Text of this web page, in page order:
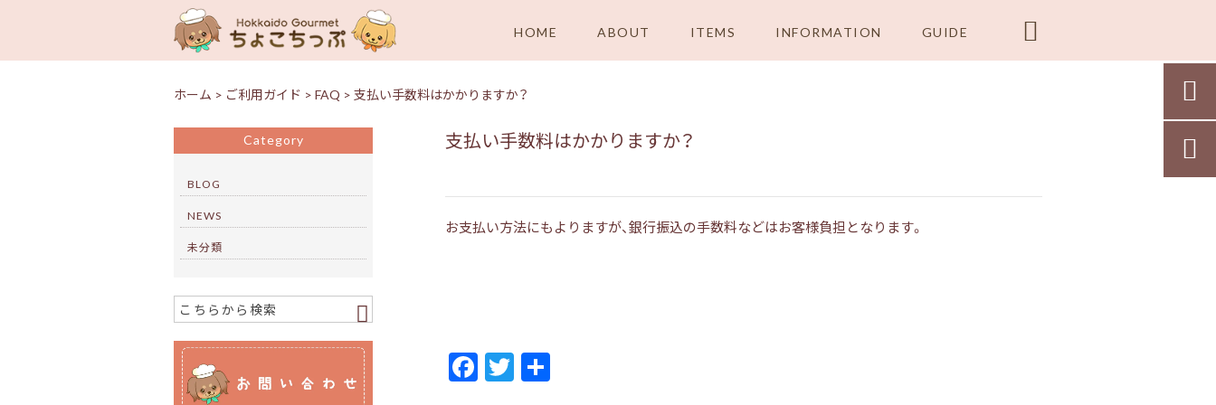
HOME ABOUT ITEMS INFORMATION GUIDE 
ホーム > ご利用ガイド > FAQ > 支払い手数料はかかりますか？
支払い手数料はかかりますか？
お支払い方法にもよりますが、銀行振込の手数料などはお客様負担となります。
F
ac
T
w
Category
BLOG
NEWS
未分類

